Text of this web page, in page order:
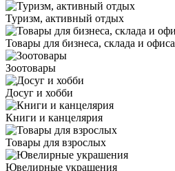
Туризм, активный отдых
Товары для бизнеса, склада и офиса
Зоотовары
Досуг и хобби
Книги и канцелярия
Товары для взрослых
Ювелирные украшения